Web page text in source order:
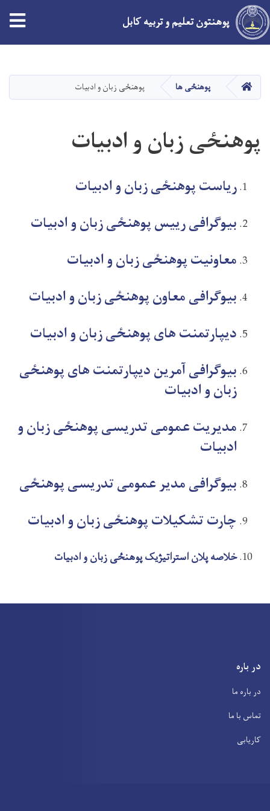
main
content
پوهنتون تعلیم و تربیه کابل
HOME پوهنځی ها پوهنځی زبان و ادبیات
پوهنځی زبان و ادبیات
ریاست پوهنځی زبان و ادبیات
بیوگرافی رییس پوهنځی زبان و ادبیات
معاونیت پوهنځی زبان و ادبیات
بیوگرافی معاون پوهنځی زبان و ادبیات
دیپارتمنت های پوهنځیزبان و ادبیات
بیوگرافی آمرین دیپارتمنت های پوهنځی
زبان و ادبیات
مدیریت عمومی تدریسیپوهنځیزبان و
ادبیات
بیوگرافی مدیر عمومی تدریسی پوهنځی
چارت تشکیلات پوهنځیزبان و ادبیات
خلاصه پلان استراتیژیک پوهنځی زبان و ادبیات
در باره
در باره ما
تماس با ما
کاریابی